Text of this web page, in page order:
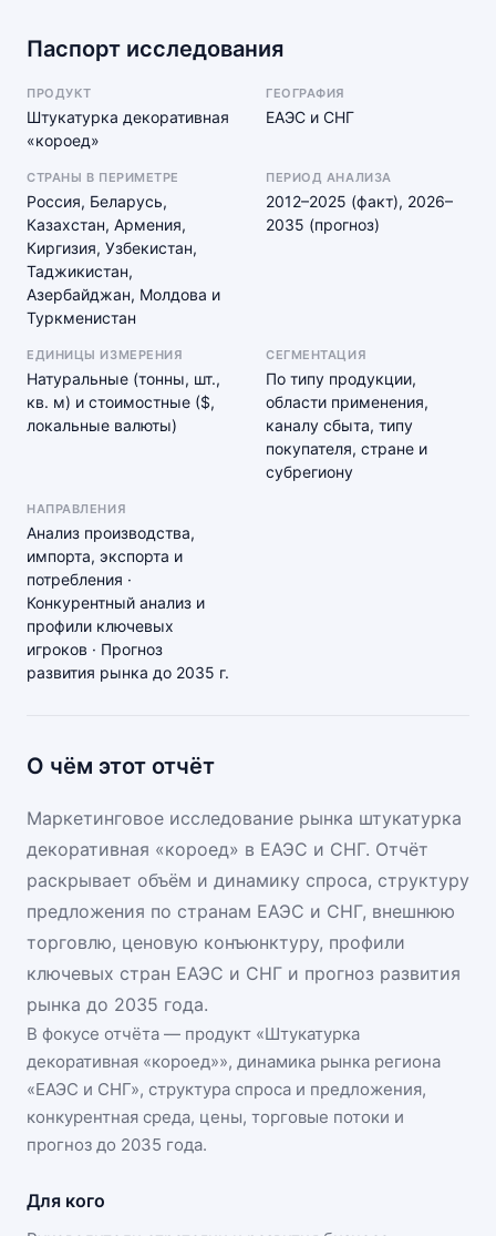
Паспорт исследования
ПРОДУКТ
Штукатурка декоративная
«короед»
ГЕОГРАФИЯ
ЕАЭС и СНГ
СТРАНЫ В ПЕРИМЕТРЕ
Россия, Беларусь,
Казахстан, Армения,
Киргизия, Узбекистан,
Таджикистан,
Азербайджан, Молдова и
Туркменистан
ПЕРИОД АНАЛИЗА
2012–2025 (факт), 2026–
2035 (прогноз)
ЕДИНИЦЫ ИЗМЕРЕНИЯ
Натуральные (тонны, шт.,
кв. м) и стоимостные ($,
локальные валюты)
СЕГМЕНТАЦИЯ
По типу продукции,
области применения,
каналу сбыта, типу
покупателя, стране и
субрегиону
НАПРАВЛЕНИЯ
Анализ производства,
импорта, экспорта и
потребления ·
Конкурентный анализ и
профили ключевых
игроков · Прогноз
развития рынка до 2035 г.
О чём этот отчёт
Маркетинговое исследование рынка штукатурка
декоративная «короед» в ЕАЭС и СНГ. Отчёт
раскрывает объём и динамику спроса, структуру
предложения по странам ЕАЭС и СНГ, внешнюю
торговлю, ценовую конъюнктуру, профили
ключевых стран ЕАЭС и СНГ и прогноз развития
рынка до 2035 года.
В фокусе отчёта — продукт «Штукатурка
декоративная «короед»», динамика рынка региона
«ЕАЭС и СНГ», структура спроса и предложения,
конкурентная среда, цены, торговые потоки и
прогноз до 2035 года.
Для кого